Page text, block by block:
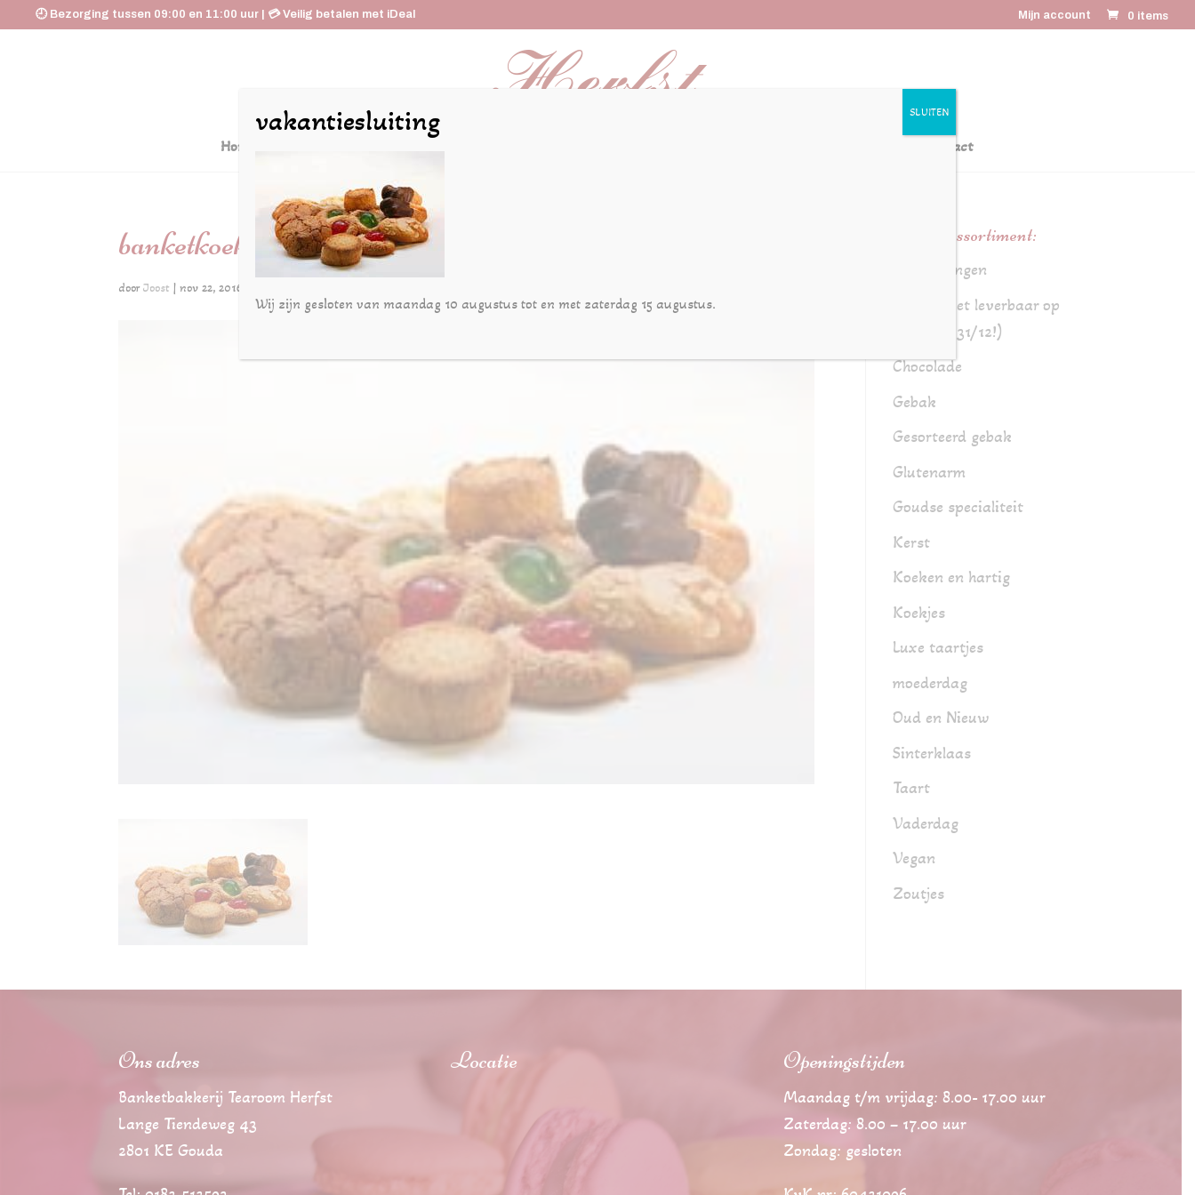
🕘 Bezorging tussen 09:00 en 11:00 uur | 💳 Veilig betalen met iDeal Mijn account 0 items
Home Contact
banketkoekjes
door Joost | nov 22, 2016
Online assortiment:
Aanbiedingen
Brood (niet leverbaar op
24/12 en 31/12!)
Chocolade
Gebak
Gesorteerd gebak
Glutenarm
Goudse specialiteit
Kerst
Koeken en hartig
Koekjes
Luxe taartjes
moederdag
Oud en Nieuw
Sinterklaas
Taart
Vaderdag
Vegan
Zoutjes
Ons adres
Banketbakkerij Tearoom Herfst
Lange Tiendeweg 43
2801 KE Gouda
Locatie Openingstijden
Maandag t/m vrijdag: 8.00- 17.00 uur
Zaterdag: 8.00 – 17.00 uur
Zondag: gesloten
vakantiesluiting
Wij zijn gesloten van maandag 10 augustus tot en met zaterdag 15 augustus.
SLUITEN